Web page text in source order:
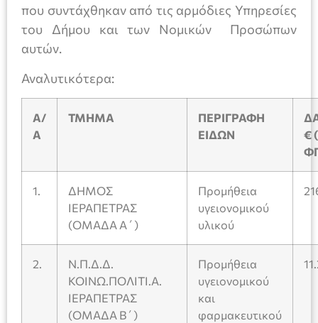
που συντάχθηκαν από τις αρμόδιες Υπηρεσίες
του Δήμου και των Νομικών Προσώπων
αυτών.
Αναλυτικότερα:
Α/
Α
ΤΜΗΜΑ
ΠΕΡΙΓΡΑΦΗ
ΕΙΔΩΝ
€
1.
ΔΗΜΟΣ
ΙΕΡΑΠΕΤΡΑΣ
(ΟΜΑΔΑ Α΄)
Προμήθεια
υγειονομικού
υλικού
2.
Ν.Π.Δ.Δ.
ΚΟΙΝΩ.ΠΟΛΙΤΙ.Α.
ΙΕΡΑΠΕΤΡΑΣ
(ΟΜΑΔΑ Β΄)
Προμήθεια
υγειονομικού
και
φαρμακευτικού